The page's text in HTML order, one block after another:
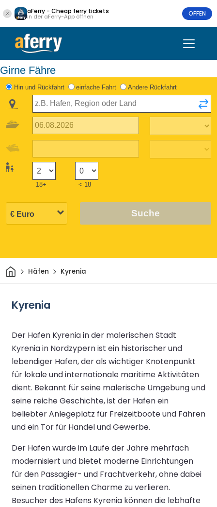
aFerry - Cheap ferry tickets
In der aFerry-App öffnen OFFEN
Girne Fähre
Hin und Rückfahrt einfache Fahrt Andere Rückfahrt
18+ < 18
Suche
HeimHäfen Kyrenia
Kyrenia
Der Hafen Kyrenia in der malerischen Stadt
Kyrenia in Nordzypern ist ein historischer und
lebendiger Hafen, der als wichtiger Knotenpunkt
für lokale und internationale maritime Aktivitäten
dient. Bekannt für seine malerische Umgebung und
seine reiche Geschichte, ist der Hafen ein
beliebter Anlegeplatz für Freizeitboote und Fähren
und ein Tor für Handel und Gewerbe.
Der Hafen wurde im Laufe der Jahre mehrfach
modernisiert und bietet moderne Einrichtungen
für den Passagier- und Frachtverkehr, ohne dabei
seinen traditionellen Charme zu verlieren.
Besucher des Hafens Kyrenia können die lebhafte